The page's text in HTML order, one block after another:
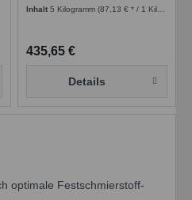
Hobbock
Inhalt5 Kilogramm(87,13 € * / 1 Kilogramm)
435,65 €
Details
optimale Festschmierstoff-